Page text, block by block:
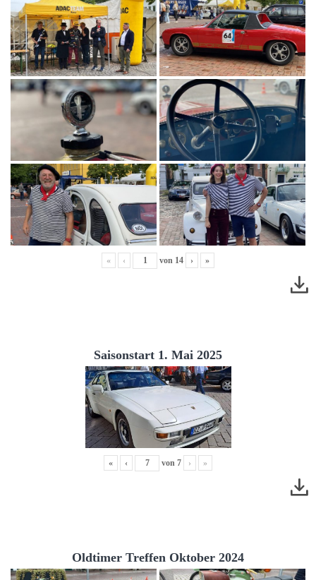
« ‹ von 14 › »
Saisonstart 1. Mai 2025
« ‹ von 7 › »
Oldtimer Treffen Oktober 2024